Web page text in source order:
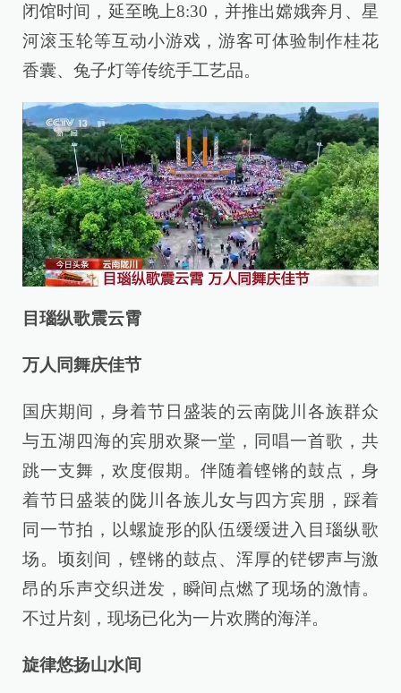
闭馆时间，延至晚上8:30，并推出嫦娥奔月、星
河滚玉轮等互动小游戏，游客可体验制作桂花
香囊、兔子灯等传统手工艺品。
目瑙纵歌震云霄
万人同舞庆佳节
国庆期间，身着节日盛装的云南陇川各族群众
与五湖四海的宾朋欢聚一堂，同唱一首歌，共
跳一支舞，欢度假期。伴随着铿锵的鼓点，身
着节日盛装的陇川各族儿女与四方宾朋，踩着
同一节拍，以螺旋形的队伍缓缓进入目瑙纵歌
场。顷刻间，铿锵的鼓点、浑厚的铓锣声与激
昂的乐声交织迸发，瞬间点燃了现场的激情。
不过片刻，现场已化为一片欢腾的海洋。
旋律悠扬山水间